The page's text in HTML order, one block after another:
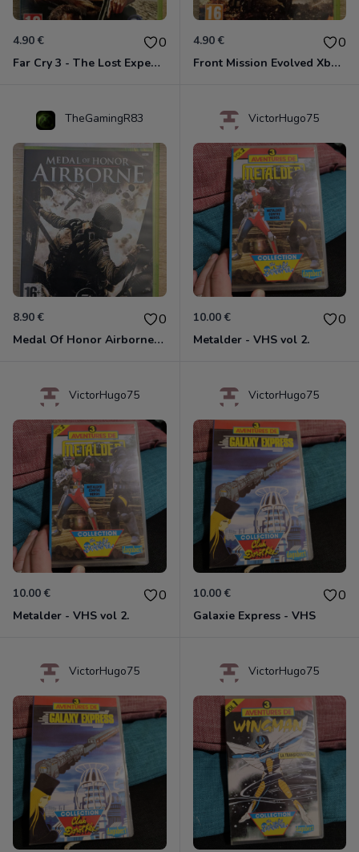
4.90 € 0
Far Cry 3 - The Lost Expeditions - Edition Spéciale Xbox 360
4.90 € 0
Front Mission Evolved Xbox 360
TheGamingR83
8.90 € 0
Medal Of Honor Airborne Xbox 360
VictorHugo75
10.00 € 0
Metalder - VHS vol 2.
VictorHugo75
10.00 € 0
Metalder - VHS vol 2.
VictorHugo75
10.00 € 0
Galaxie Express - VHS
VictorHugo75 VictorHugo75